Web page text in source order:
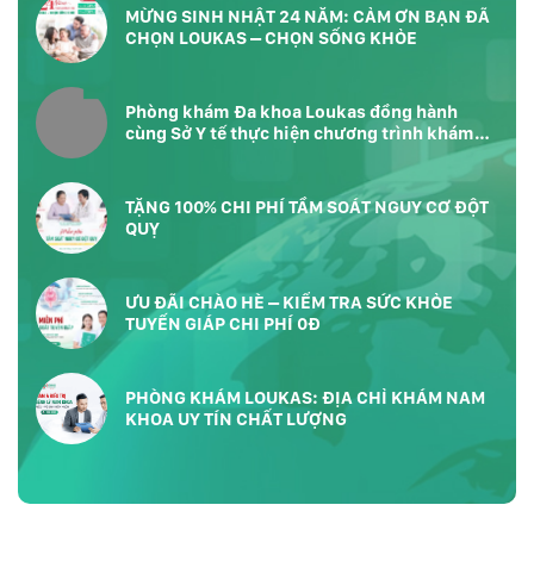
MỪNG SINH NHẬT 24 NĂM: CẢM ƠN BẠN ĐÃ
CHỌN LOUKAS – CHỌN SỐNG KHỎE
Phòng khám Đa khoa Loukas đồng hành
cùng Sở Y tế thực hiện chương trình khám
TẶNG 100% CHI PHÍ TẦM SOÁT NGUY CƠ ĐỘT
QUỴ
ƯU ĐÃI CHÀO HÈ – KIỂM TRA SỨC KHỎE
TUYẾN GIÁP CHI PHÍ 0Đ
PHÒNG KHÁM LOUKAS: ĐỊA CHỈ KHÁM NAM
KHOA UY TÍN CHẤT LƯỢNG